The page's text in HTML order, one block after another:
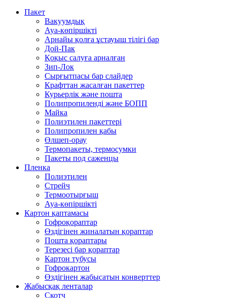
Пакет
Вакуумдық
Ауа-көпіршікті
Арнайы қолға ұстауыш тілігі бар
Дой-Пак
Қоқыс салуға арналған
Зип-Лок
Сырғытпасы бар слайдер
Крафттан жасалған пакеттер
Курьерлік және пошта
Полипропиленді және БОПП
Майка
Полиэтилен пакеттері
Полипропилен қабы
Өлшеп-орау
Термопакеты, термосумки
Пакеты под саженцы
Пленка
Полиэтилен
Стрейч
Термоотырғыш
Ауа-көпіршікті
Картон қаптамасы
Гофроқораптар
Өздігінен жиналатын қораптар
Пошта қораптары
Терезесі бар қораптар
Картон тубусы
Гофрокартон
Өздігінен жабысатын конверттер
Жабысқақ ленталар
Скотч